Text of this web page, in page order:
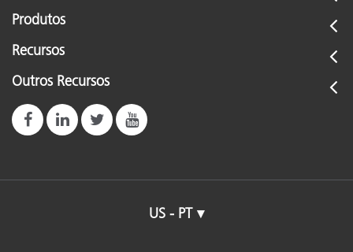
Produtos
Recursos
Outros Recursos
US - PT